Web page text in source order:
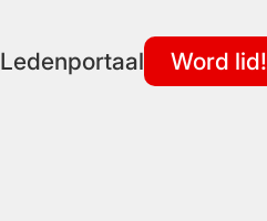
Ledenportaal Word lid!